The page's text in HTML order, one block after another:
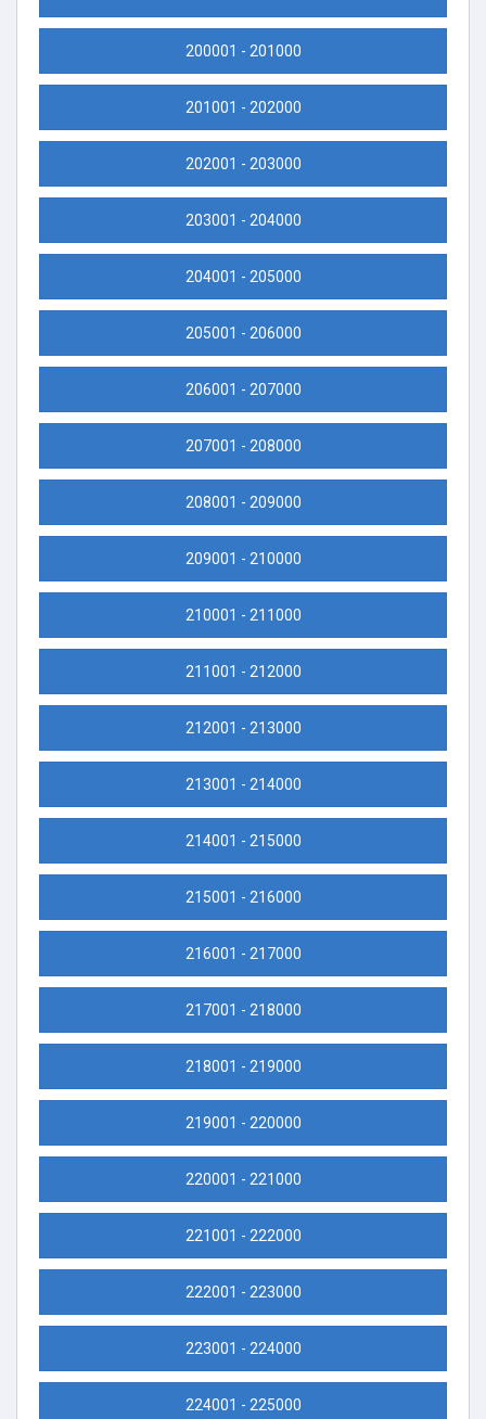
200001 - 201000
201001 - 202000
202001 - 203000
203001 - 204000
204001 - 205000
205001 - 206000
206001 - 207000
207001 - 208000
208001 - 209000
209001 - 210000
210001 - 211000
211001 - 212000
212001 - 213000
213001 - 214000
214001 - 215000
215001 - 216000
216001 - 217000
217001 - 218000
218001 - 219000
219001 - 220000
220001 - 221000
221001 - 222000
222001 - 223000
223001 - 224000
224001 - 225000